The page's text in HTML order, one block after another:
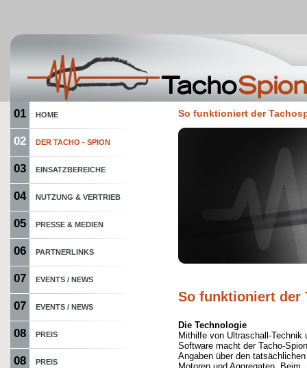
01 HOME
02 DER TACHO - SPION
03 EINSATZBEREICHE
04 NUTZUNG & VERTRIEB
05 PRESSE & MEDIEN
06 PARTNERLINKS
07 EVENTS / NEWS
07 EVENTS / NEWS
08 PREIS
08 PREIS
So funktioniert der
So funktioniert der
Die Technologie
Mithilfe von Ultraschall-Technik
Software macht der Tacho-
Angaben über den